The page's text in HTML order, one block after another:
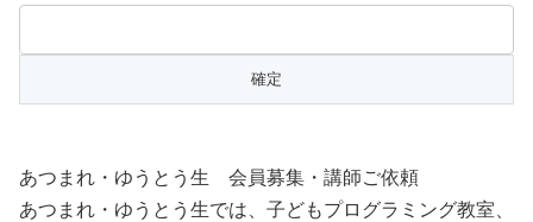
あつまれ・ゆうとう生 会員募集・講師ご依頼
あつまれ・ゆうとう生では、子どもプログラミング教室、